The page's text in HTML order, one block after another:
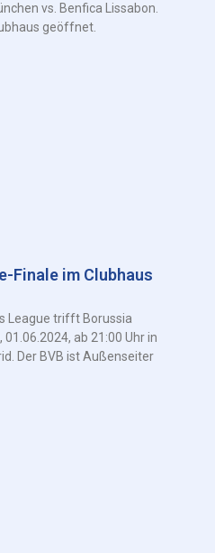
vs. Benfica Lissabon.
geöffnet.
Finale im Clubhaus
League trifft Borussia
ab 21:00 Uhr in
Der BVB ist Außenseiter